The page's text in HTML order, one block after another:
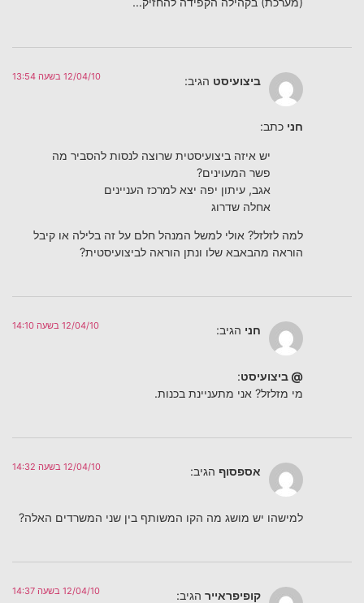
ביצועיסט הגיב: 12/04/10 בשעה 13:54
חני כתב:
יש איזה ביצועיסטית שרוצה לנסות להסביר מה
פשר המעוינים?
אגב, עיתון יפה יצא למרכז העניינים
אחלה שדרוג
למה לזלזל? אולי למשל המנהל חלם על זה בלילה או קיבל
הוראה מהבאבא שלו ונתן הוראה לביצועיסטית?
חני הגיב: 12/04/10 בשעה 14:10
@ ביצועיסט:
מי מזלזל? אני מתעניינת בכנות.
אספסוף הגיב: 12/04/10 בשעה 14:32
למישהו יש מושג מה הקו המשותף בין שני המשרדים האלה?
קופיפראייר הגיב: 12/04/10 בשעה 14:37